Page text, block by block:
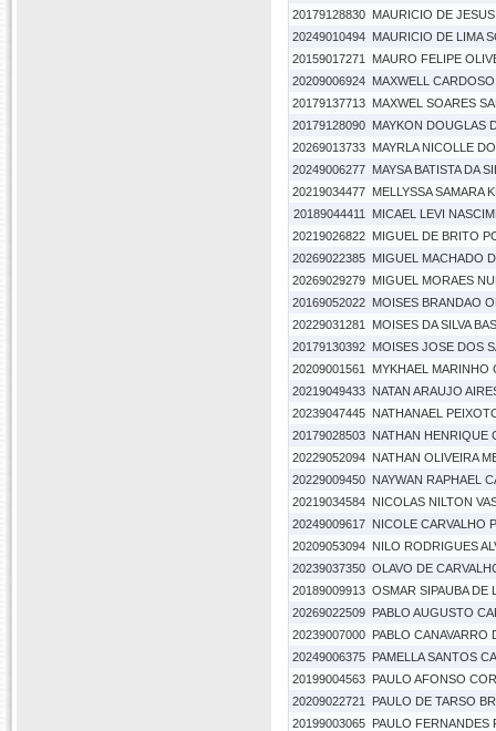
20179128830 MAURICIO DE
20249010494 MAURICIO DE LIMA
20159017271
MAURO FELIPE
20209006924 MAXWELL
20179137713 MAXWEL SOARES
20179128090 MAYKON DOUGLAS
20269013733 MAYRLA NICOLLE
20249006277 MAYSA BATISTA DA
20219034477 MELLYSSA SAMARA
20189044411
MICAEL LEVI
20219026822 MIGUEL DE BRITO
20269022385 MIGUEL MACHADO
20269029279 MIGUEL MORAES
20169052022 MOISES BRANDAO
20229031281
MOISES DA SILVA
20179130392 MOISES JOSE DOS
20209001561
MYKHAEL MARINHO
20219049433 NATAN ARAUJO
20239047445 NATHANAEL
20179028503 NATHAN HENRIQUE
20229052094 NATHAN OLIVEIRA
20229009450 NAYWAN RAPHAEL
20219034584 NICOLAS NILTON
20249009617 NICOLE CARVALHO
20209053094 NILO RODRIGUES
20239037350 OLAVO DE
20189009913 OSMAR SIPAUBA DE
20269022509 PABLO AUGUSTO
20239007000 PABLO CANAVARRO
20249006375 PAMELLA SANTOS
20199004563 PAULO AFONSO
20209022721
PAULO DE TARSO
20199003065 PAULO FERNANDES